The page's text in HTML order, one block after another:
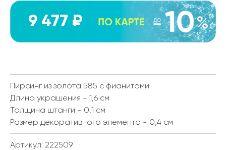
9 477 ₽
Пирсинг из золота 585 с фианитами
Длина украшения - 1,6 см
Толщина штанги - 0,1 см
Размер декоративного элемента - 0,4 см
Артикул: 222509